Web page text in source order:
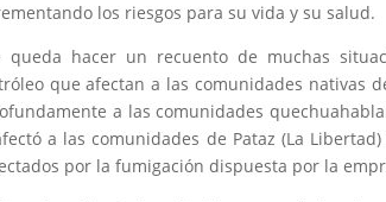
los riesgos para su vida y su salud.
queda hacer un recuento de muchas
que afectan a las comunidades nativas
a las comunidades
a las comunidades de Pataz (La Libertad)
por la fumigación dispuesta por la